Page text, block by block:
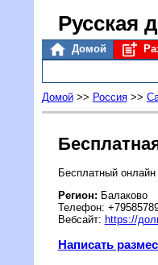
Русская
Домой
Домой>> Россия>>
Бесплатный
Регион: Балаково
Телефон:
Вебсайт: https://
Написать